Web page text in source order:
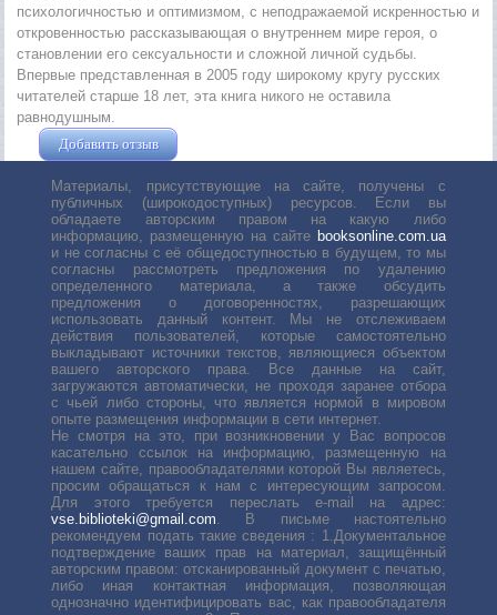
психологичностью и оптимизмом, с неподражаемой искренностью и
откровенностью рассказывающая о внутреннем мире героя, о
становлении его сексуальности и сложной личной судьбы.
Впервые представленная в 2005 году широкому кругу русских
читателей старше 18 лет, эта книга никого не оставила
равнодушным.
Добавить отзыв
Материалы, присутствующие на сайте, получены с
публичных (широкодоступных) ресурсов. Если вы
обладаете авторским правом на какую либо
информацию, размещенную на сайте booksonline.com.ua
и не согласны с её общедоступностью в будущем, то мы
согласны рассмотреть предложения по удалению
определенного материала, а также обсудить
предложения о договоренностях, разрешающих
использовать данный контент. Мы не отслеживаем
действия пользователей, которые самостоятельно
выкладывают источники текстов, являющиеся объектом
вашего авторского права. Все данные на сайт,
загружаются автоматически, не проходя заранее отбора
с чьей либо стороны, что является нормой в мировом
опыте размещения информации в сети интернет.
Не смотря на это, при возникновении у Вас вопросов
касательно ссылок на информацию, размещенную на
нашем сайте, правообладателями которой Вы являетесь,
просим обращаться к нам с интересующим запросом.
Для этого требуется переслать е-mail на адрес:
vse.biblioteki@gmail.com . В письме настоятельно
рекомендуем подать такие сведения : 1.Документальное
подтверждение ваших прав на материал, защищённый
авторским правом: отсканированный документ с печатью,
либо иная контактная информация, позволяющая
однозначно идентифицировать вас, как правообладателя